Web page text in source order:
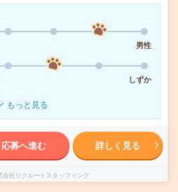
男性
しずか
もっと見る
応募へ進む 詳しく見る
会社リクルートスタッフィング